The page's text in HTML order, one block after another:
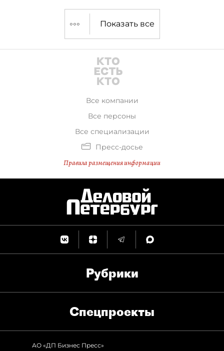
Показать все
Все компании
Все персоны
Все специализации
Пресс-досье
Правила размещения информации
Рубрики
Спец­проекты
АО «ДП Бизнес Пресс»